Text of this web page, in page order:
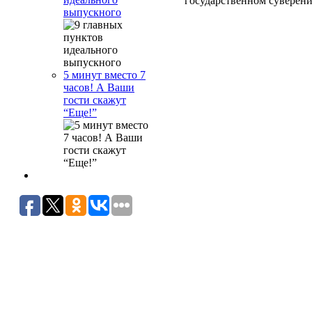
выпускного
5 минут вместо 7
часов! А Ваши
гости скажут
“Еще!”